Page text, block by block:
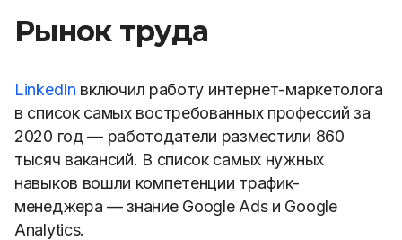
Рынок труда
LinkedIn включил работу интернет-маркетолога
в список самых востребованных профессий за
2020 год — работодатели разместили 860
тысяч вакансий. В список самых нужных
навыков вошли компетенции трафик-
менеджера — знание Google Ads и Google
Analytics.